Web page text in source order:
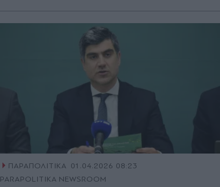
ΠΑΡΑΠΟΛΙΤΙΚΑ 01.04.2026 08:23
PARAPOLITIKA NEWSROOM